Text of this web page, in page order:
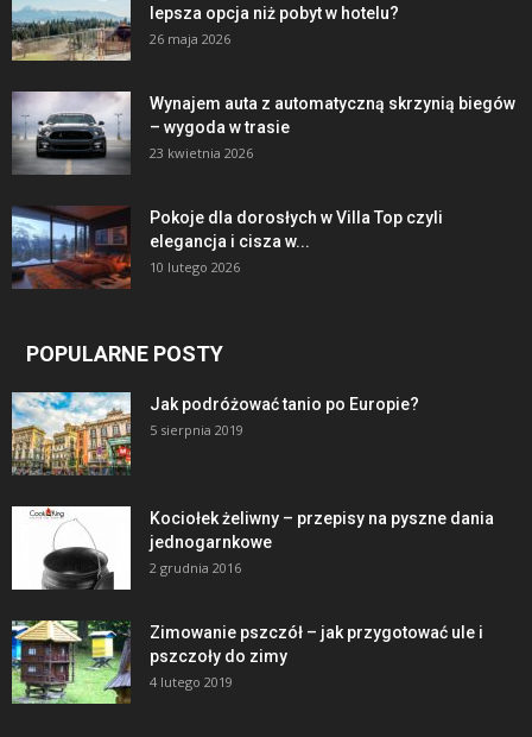
lepsza opcja niż pobyt w hotelu?
26 maja 2026
Wynajem auta z automatyczną skrzynią biegów
– wygoda w trasie
23 kwietnia 2026
Pokoje dla dorosłych w Villa Top czyli
elegancja i cisza w...
10 lutego 2026
POPULARNE POSTY
Jak podróżować tanio po Europie?
5 sierpnia 2019
Kociołek żeliwny – przepisy na pyszne dania
jednogarnkowe
2 grudnia 2016
Zimowanie pszczół – jak przygotować ule i
pszczoły do zimy
4 lutego 2019